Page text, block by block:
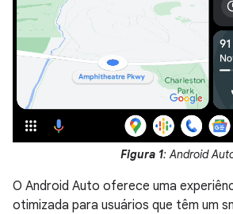
Figura 1: Android
O Android Auto oferece uma
otimizada para usuários que têm um